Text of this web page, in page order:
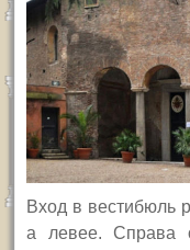
Вход в вестибюль
а левее. Справа